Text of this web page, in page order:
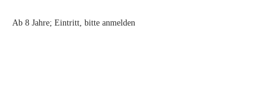
Ab 8 Jahre; Eintritt, bitte anmelden